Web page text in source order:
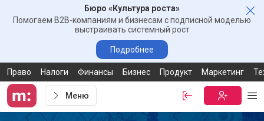
Бюро «Культура роста»
Помогаем B2B-компаниям и бизнесам с подписной моделью
выстраивать системный рост
Подробнее
Право Налоги Финансы Бизнес Продукт Маркетинг
Меню Войти